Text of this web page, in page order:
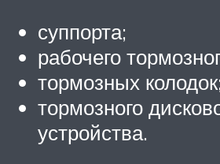
суппорта;
рабочего
тормозных колодок;
тормозного
устройства.